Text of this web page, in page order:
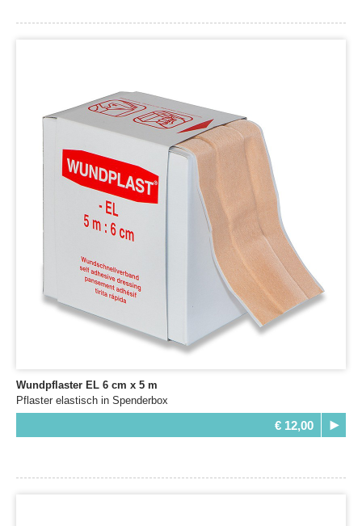
Wundpflaster EL 6 cm x 5 m
Pflaster elastisch in Spenderbox
€ 12,00